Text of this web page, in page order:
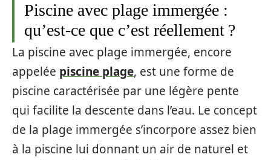
Piscine avec plage immergée :
qu’est-ce que c’est réellement ?
La piscine avec plage immergée, encore
appelée piscine plage, est une forme de
piscine caractérisée par une légère pente
qui facilite la descente dans l’eau. Le concept
de la plage immergée s’incorpore assez bien
à la piscine lui donnant un air de naturel et